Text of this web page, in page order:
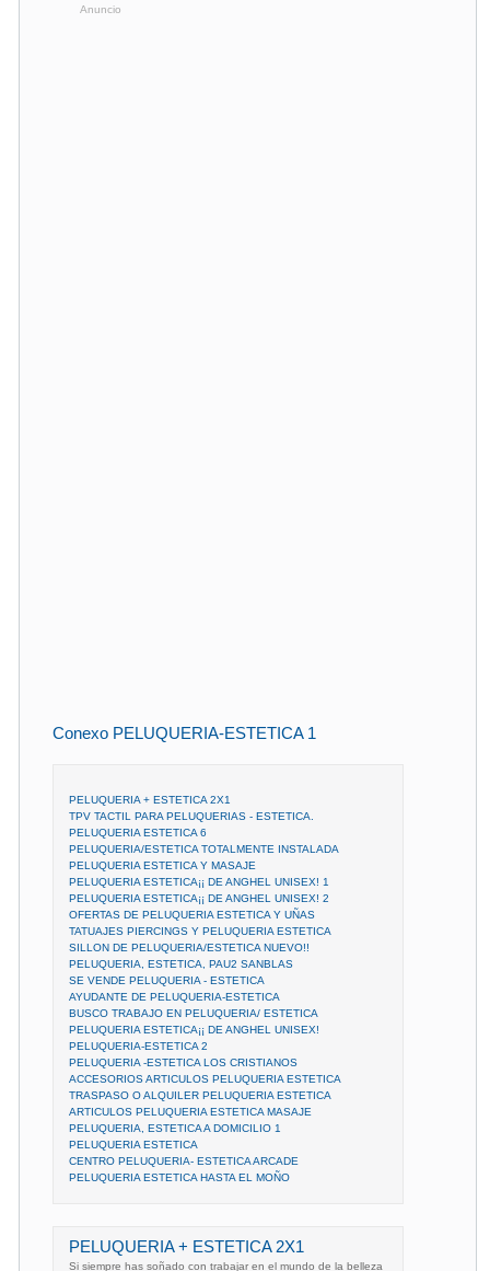
Anuncio
Conexo PELUQUERIA-ESTETICA 1
PELUQUERIA + ESTETICA 2X1
TPV TACTIL PARA PELUQUERIAS - ESTETICA.
PELUQUERIA ESTETICA 6
PELUQUERIA/ESTETICA TOTALMENTE INSTALADA
PELUQUERIA ESTETICA Y MASAJE
PELUQUERIA ESTETICA¡¡ DE ANGHEL UNISEX! 1
PELUQUERIA ESTETICA¡¡ DE ANGHEL UNISEX! 2
OFERTAS DE PELUQUERIA ESTETICA Y UÑAS
TATUAJES PIERCINGS Y PELUQUERIA ESTETICA
SILLON DE PELUQUERIA/ESTETICA NUEVO!!
PELUQUERIA, ESTETICA, PAU2 SANBLAS
SE VENDE PELUQUERIA - ESTETICA
AYUDANTE DE PELUQUERIA-ESTETICA
BUSCO TRABAJO EN PELUQUERIA/ ESTETICA
PELUQUERIA ESTETICA¡¡ DE ANGHEL UNISEX!
PELUQUERIA-ESTETICA 2
PELUQUERIA -ESTETICA LOS CRISTIANOS
ACCESORIOS ARTICULOS PELUQUERIA ESTETICA
TRASPASO O ALQUILER PELUQUERIA ESTETICA
ARTICULOS PELUQUERIA ESTETICA MASAJE
PELUQUERIA, ESTETICA A DOMICILIO 1
PELUQUERIA ESTETICA
CENTRO PELUQUERIA- ESTETICA ARCADE
PELUQUERIA ESTETICA HASTA EL MOÑO
PELUQUERIA + ESTETICA 2X1
Si siempre has soñado con trabajar en el mundo de la belleza